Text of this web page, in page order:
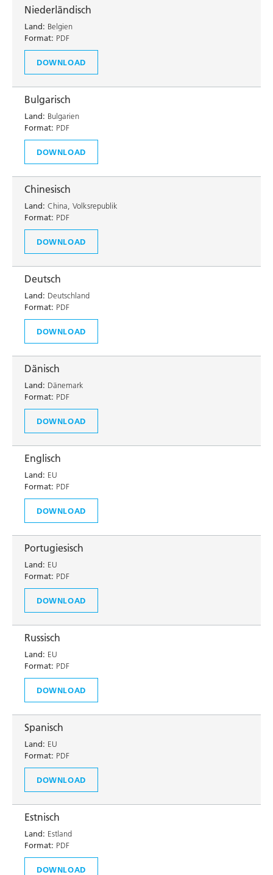
Niederländisch
Land: Belgien
Format: PDF
DOWNLOAD
Bulgarisch
Land: Bulgarien
Format: PDF
DOWNLOAD
Chinesisch
Land: China, Volksrepublik
Format: PDF
DOWNLOAD
Deutsch
Land: Deutschland
Format: PDF
DOWNLOAD
Dänisch
Land: Dänemark
Format: PDF
DOWNLOAD
Englisch
Land: EU
Format: PDF
DOWNLOAD
Portugiesisch
Land: EU
Format: PDF
DOWNLOAD
Russisch
Land: EU
Format: PDF
DOWNLOAD
Spanisch
Land: EU
Format: PDF
DOWNLOAD
Estnisch
Land: Estland
Format: PDF
DOWNLOAD